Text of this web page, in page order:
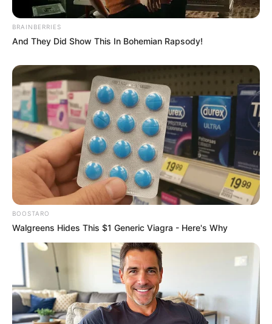
BRAINBERRIES
And They Did Show This In Bohemian Rapsody!
BOOSTARO
Walgreens Hides This $1 Generic Viagra - Here's Why